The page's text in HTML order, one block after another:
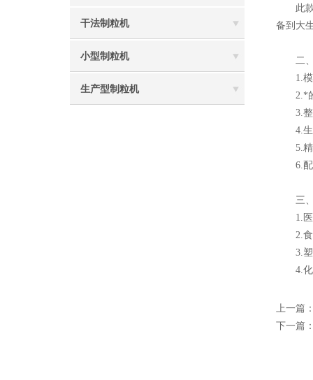
干法制粒机
小型制粒机
生产型制粒机
此款
备到大
二、
1.模
2.*的
3.整
4.生
5.精
6.配
三、
1.医
2.食
3.塑
4.化
上一篇
下一篇